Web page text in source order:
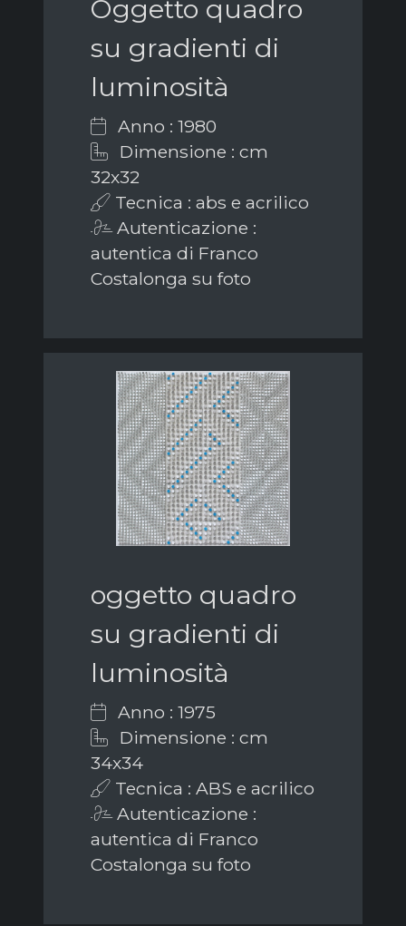
Oggetto quadro
su gradienti di
luminosità
Anno : 1980
Dimensione : cm
32x32
Tecnica : abs e acrilico
Autenticazione :
autentica di Franco
Costalonga su foto
oggetto quadro
su gradienti di
luminosità
Anno : 1975
Dimensione : cm
34x34
Tecnica : ABS e acrilico
Autenticazione :
autentica di Franco
Costalonga su foto